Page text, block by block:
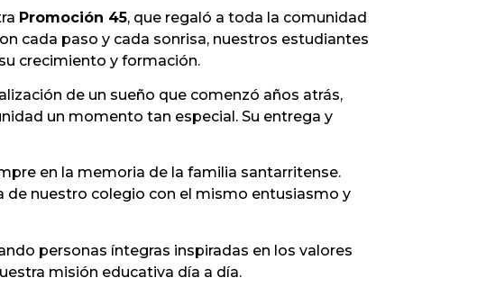
Promoción 45, que regaló a toda la comunidad
cada paso y cada sonrisa, nuestros estudiantes
crecimiento y formación.
de un sueño que comenzó años atrás,
un momento tan especial. Su entrega y
en la memoria de la familia santarritense.
nuestro colegio con el mismo entusiasmo y
personas íntegras inspiradas en los valores
misión educativa día a día.